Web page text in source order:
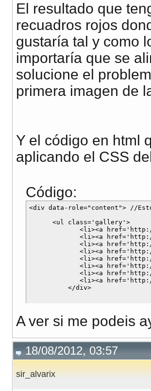
El resultado que
recuadros rojos
gustaría tal y como
importaría que se
solucione el
primera imagen de
Y el código en html
aplicando el CSS
Código:
<div data-role="content"> //
      <ul class='gallery'>
<li><a
<li><a
<li><a
<li><a
<li><a
<li><a
<li><a
<li><a
A ver si me podeis
18/08/2012, 03:57
sir_alvarix